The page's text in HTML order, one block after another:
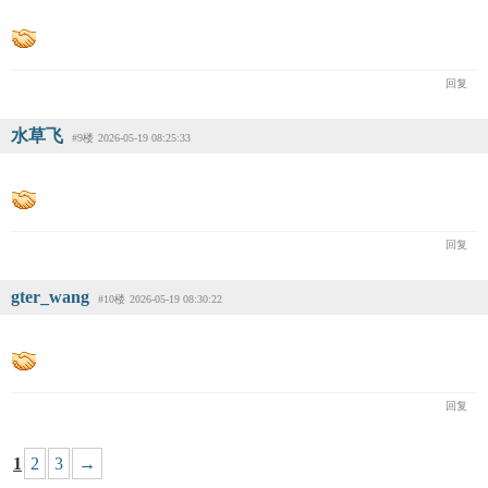
回复
水草飞 #9楼 2026-05-19 08:25:33
回复
gter_wang #10楼 2026-05-19 08:30:22
回复
1 2 3 →